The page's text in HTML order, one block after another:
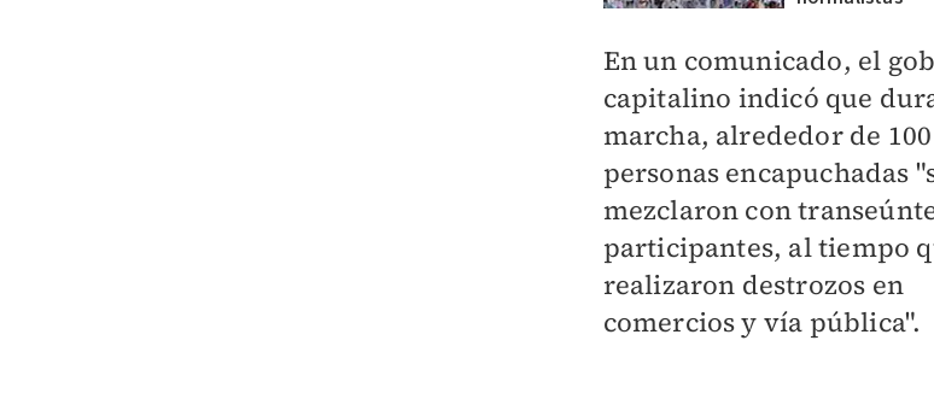
​En un comunicado, el
capitalino indicó que
marcha, alrededor de 100
personas encapuchadas
mezclaron con
participantes, al tiempo
realizaron destrozos en
comercios y vía pública".